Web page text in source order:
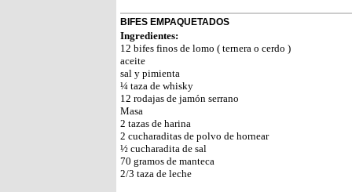
BIFES EMPAQUETADOS
Ingredientes:
12 bifes finos de lomo ( ternera o cerdo )
aceite
sal y pimienta
¼ taza de whisky
12 rodajas de jamón serrano
Masa
2 tazas de harina
2 cucharaditas de polvo de hornear
½ cucharadita de sal
70 gramos de manteca
2/3 taza de leche